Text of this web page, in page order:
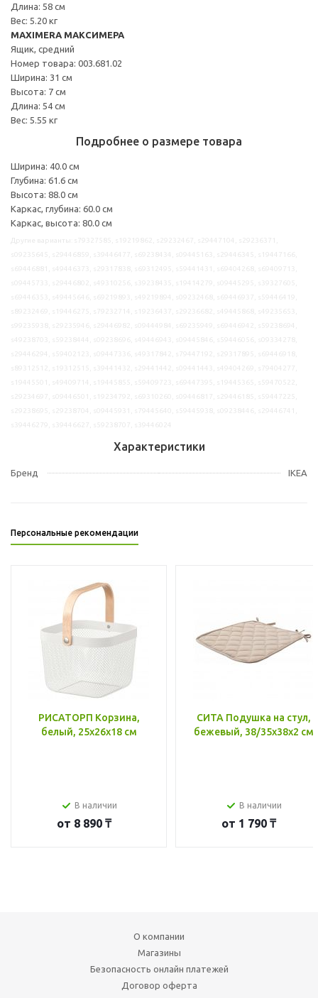
Длина: 58 см
Вес: 5.20 кг
MAXIMERA МАКСИМЕРА
Ящик, средний
Номер товара: 003.681.02
Ширина: 31 см
Высота: 7 см
Длина: 54 см
Вес: 5.55 кг
Подробнее о размере товара
Ширина: 40.0 см
Глубина: 61.6 см
Высота: 88.0 см
Каркас, глубина: 60.0 см
Каркас, высота: 80.0 см
Характеристики
Бренд IKEA
Персональные рекомендации
РИСАТОРП Корзина,
белый, 25x26x18 см
В наличии
от 8 890 ₸
СИТА Подушка на стул,
бежевый, 38/35x38x2 см
В наличии
от 1 790 ₸
О компании
Магазины
Безопасность онлайн платежей
Договор оферта